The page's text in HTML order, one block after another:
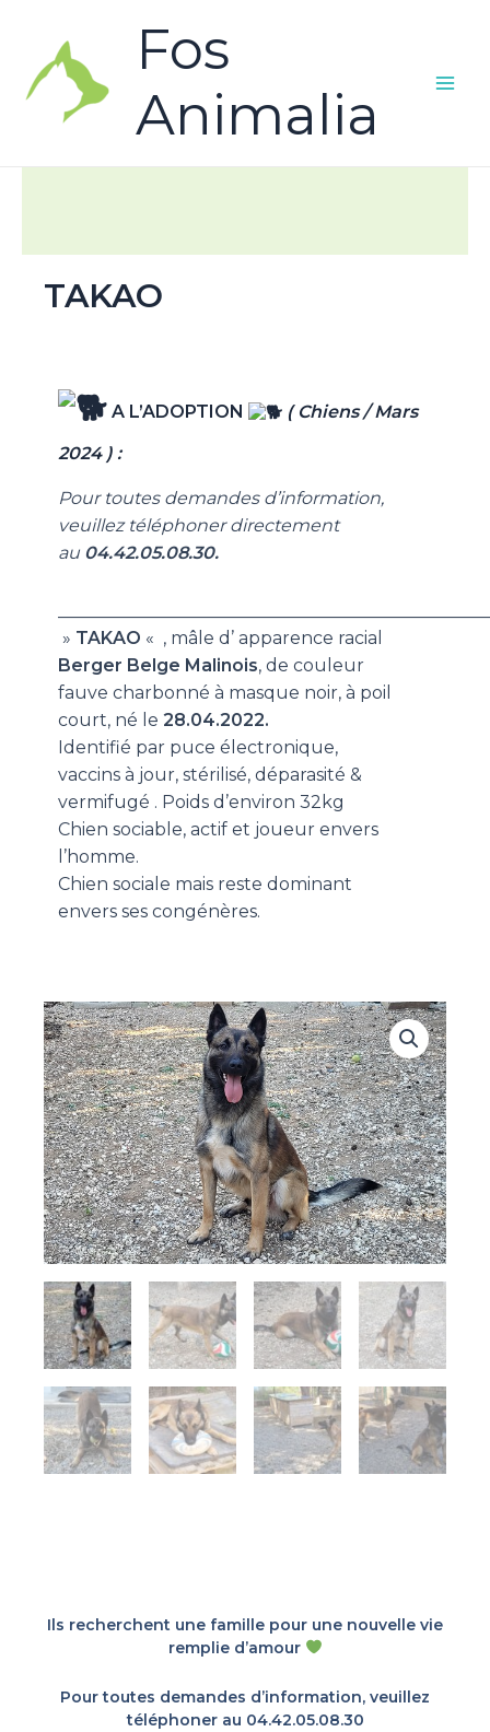
Fos
Animalia
TAKAO
A L’ADOPTION
( Chiens / Mars
2024 ) :
Pour toutes demandes d’information,
veuillez téléphoner directement
au 04.42.05.08.30.
» TAKAO « , mâle d’ apparence racial
Berger Belge Malinois, de couleur
fauve charbonné à masque noir, à poil
court, né le 28.04.2022.
Identifié par puce électronique,
vaccins à jour, stérilisé, déparasité &
vermifugé . Poids d’environ 32kg
Chien sociable, actif et joueur envers
l’homme.
Chien sociale mais reste dominant
envers ses congénères.
Ils recherchent une famille pour une nouvelle vie
remplie d’amour
Pour toutes demandes d’information, veuillez
téléphoner au 04.42.05.08.30